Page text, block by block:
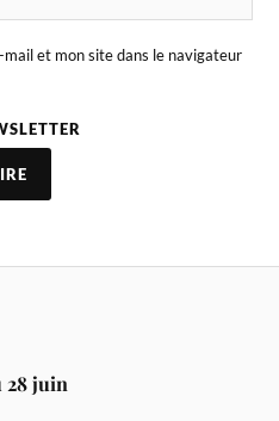
et mon site dans le navigateur
28 juin